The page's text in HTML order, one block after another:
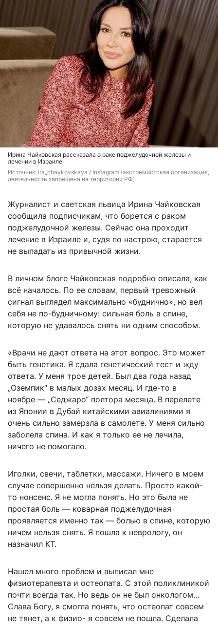
Ирина Чайковская рассказала о раке поджелудочной железы и
лечении в Израиле
Источник: ira_chaykovskaya / Instagram (экстремистская организация,
деятельность запрещена на территории РФ)
Журналист и светская львица Ирина Чайковская
сообщила подписчикам, что борется с раком
поджелудочной железы. Сейчас она проходит
лечение в Израиле и, судя по настрою, старается
не выпадать из привычной жизни.
В личном блоге Чайковская подробно описала, как
всё началось. По ее словам, первый тревожный
сигнал выглядел максимально «буднично», но вел
себя не по-будничному: сильная боль в спине,
которую не удавалось снять ни одним способом.
«Врачи не дают ответа на этот вопрос. Это может
быть генетика. Я сдала генетический тест и жду
ответа. У меня трое детей. Был два года назад
„Оземпик“ в малых дозах месяц. И где-то в
ноябре — „Седжаро“ полтора месяца. В перелете
из Японии в Дубай китайскими авиалиниями я
очень сильно замерзла в самолете. У меня сильно
заболела спина. И как я только ее не лечила,
ничего не помогало.
Иголки, свечи, таблетки, массажи. Ничего в моем
случае совершенно нельзя делать. Просто какой-
то нонсенс. Я не могла понять. Но это была не
простая боль — коварная поджелудочная
проявляется именно так — болью в спине, которую
ничем нельзя снять. Я пошла к неврологу, он
назначил КТ.
Нашел много проблем и выписал мне
физиотерапевта и остеопата. С этой поликлиникой
почти всегда так. Но ведь он не был онкологом…
Слава Богу, я смогла понять, что остеопат совсем
не тянет, а к физио- я совсем не пошла. Сделала